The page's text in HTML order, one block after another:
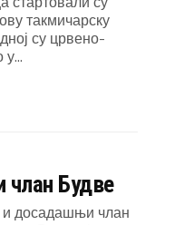
такмичарску
су црвено-
члан Будве
и досадашњи члан